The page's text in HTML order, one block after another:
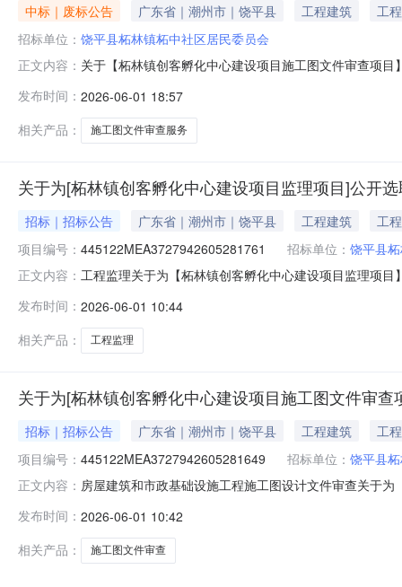
中标｜废标公告 广东省｜潮州市｜饶平县 工程建筑
工程
招标单位： 饶平县柘林镇柘中社区居民委员会
正文内容： 关于【柘林镇创客孵化中心建设项目施工图文件审查项
发布时间： 2026-06-01 18:57
相关产品：
施工图文件审查服务
关于为[柘林镇创客孵化中心建设项目监理项目]公开
招标｜招标公告 广东省｜潮州市｜饶平县 工程建筑
工程
项目编号： 445122MEA3727942605281761 招标单位： 饶平县
正文内容： 工程监理关于为【柘林镇创客孵化中心建设项目监理项
政管理的中介服务项目采购）投资审批项目否采购项目
发布时间： 2026-06-01 10:44
相关产品：
工程监理
关于为[柘林镇创客孵化中心建设项目施工图文件审
招标｜招标公告 广东省｜潮州市｜饶平县 工程建筑
工程
项目编号： 445122MEA3727942605281649 招标单位： 饶平县
正文内容： 房屋建筑和市政基础设施工程施工图设计文件审查关于
公告如下：项目业主饶平县柘林镇柘中社区居民委员会
审批项目否采购项目编码44512
发布时间： 2026-06-01 10:42
相关产品：
施工图文件审查